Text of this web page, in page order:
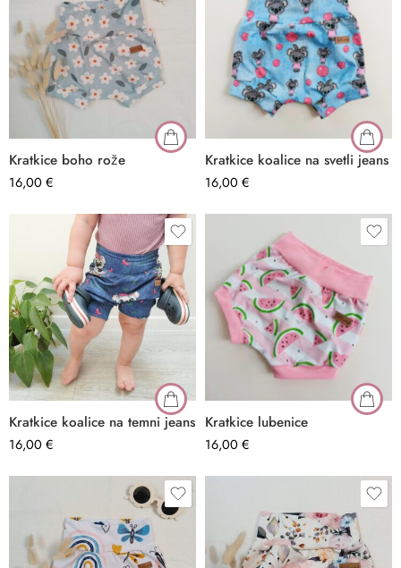
Kratkice boho rože
16,00 €
Kratkice koalice na svetli jeans
16,00 €
Kratkice koalice na temni jeans
16,00 €
Kratkice lubenice
16,00 €